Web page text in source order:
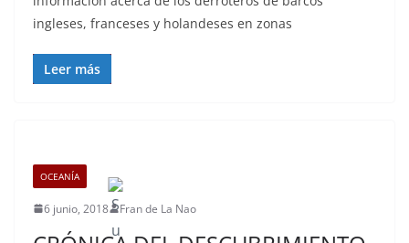
ingleses, franceses y holandeses en zonas
Leer más
OCEANÍA
6 junio, 2018 Fran de La Nao